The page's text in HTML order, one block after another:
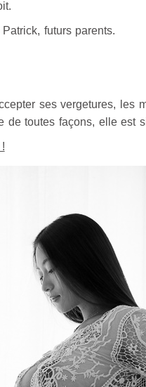
futurs parents.
ses vergetures, les
de toutes façons, elle est